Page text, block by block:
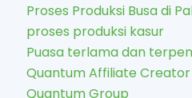
Proses Produksi Busa di
proses produksi kasur
Puasa terlama dan
Quantum Affiliate Creator
Quantum Group